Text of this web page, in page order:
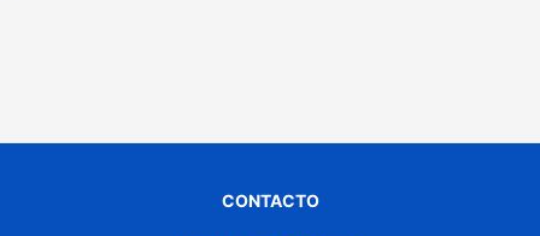
CONTACTO